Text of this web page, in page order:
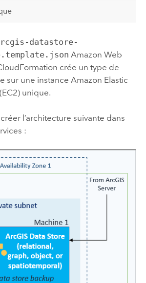
datastore-
Amazon Web
crée un type de
sur une instance Amazon Elastic
unique.
l’architecture suivante dans
: